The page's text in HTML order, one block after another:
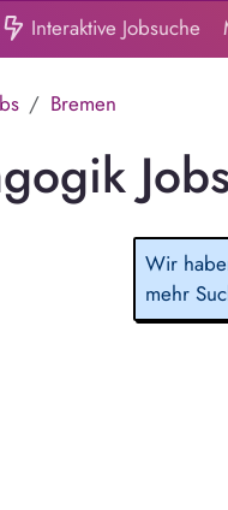
Interaktive Jobsuche
Bremen
Wir
mehr